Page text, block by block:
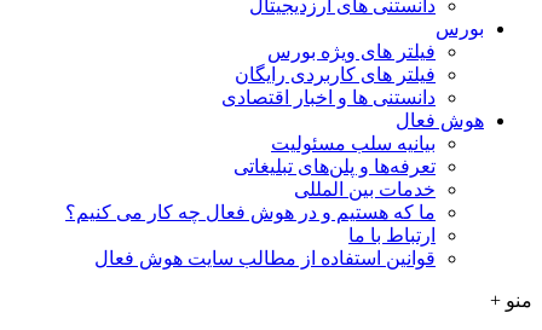
دانستنی های ارزدیجیتال
بورس
فیلتر های ویژه بورس
فیلتر های کاربردی رایگان
دانستنی ها و اخبار اقتصادی
هوش فعال
بیانیه سلب مسئولیت
تعرفه‌ها و پلن‌های تبلیغاتی
خدمات بین المللی
ما که هستیم و در هوش فعال چه کار می کنیم؟
ارتباط با ما
قوانین استفاده از مطالب سایت هوش فعال
منو +